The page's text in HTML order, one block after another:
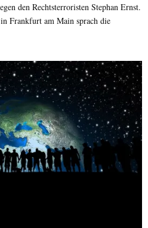
den Rechtsterroristen Stephan Ernst.
Frankfurt am Main sprach die